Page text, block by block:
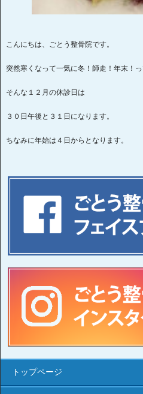
こんにちは、ごとう整骨院です。
突然寒くなって一気に冬！師走！年末！
そんな１２月の休診日は
３０日午後と３１日になります。
ちなみに年始は４日からとなります。
トップページ